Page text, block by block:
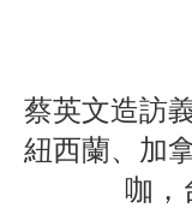
蔡英文造訪
紐西蘭、加
咖，